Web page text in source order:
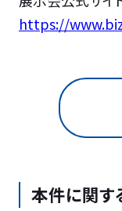
https://
本件に関す